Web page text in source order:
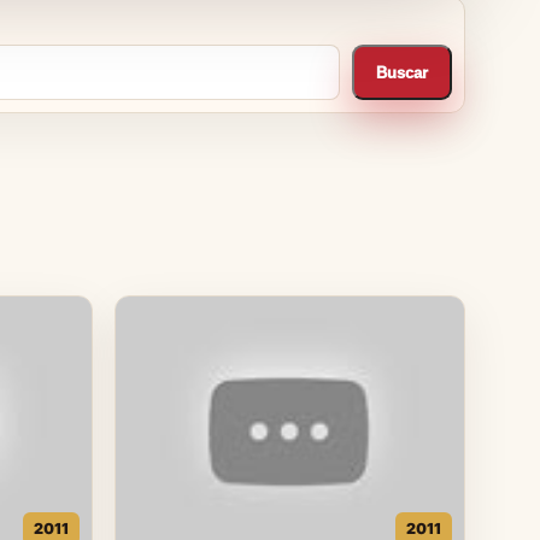
Buscar
2011 2011